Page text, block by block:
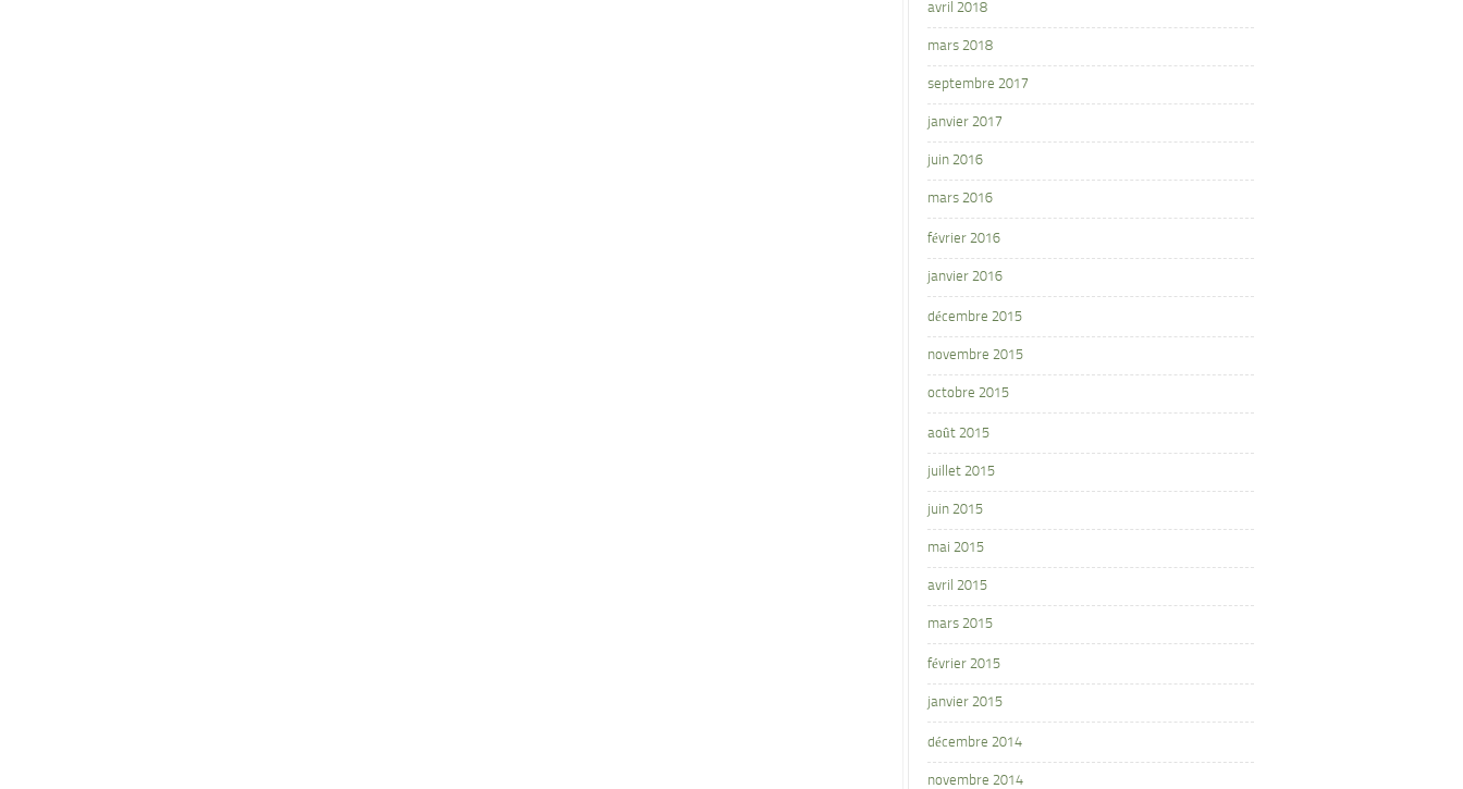
avril 2018
mars 2018
septembre 2017
janvier 2017
juin 2016
mars 2016
février 2016
janvier 2016
décembre 2015
novembre 2015
octobre 2015
août 2015
juillet 2015
juin 2015
mai 2015
avril 2015
mars 2015
février 2015
janvier 2015
décembre 2014
novembre 2014